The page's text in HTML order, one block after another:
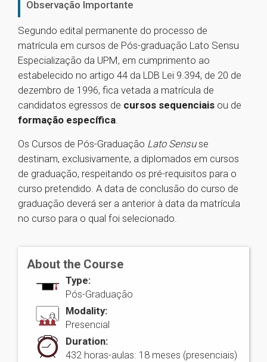
Observação Importante
Segundo edital permanente do processo de
matrícula em cursos de Pós-graduação Lato Sensu
Especialização da UPM, em cumprimento ao
estabelecido no artigo 44 da LDB Lei 9.394, de 20 de
dezembro de 1996, fica vetada a matrícula de
candidatos egressos de cursos sequenciais ou de
formação específica.
Os Cursos de Pós-Graduação Lato Sensuse
destinam, exclusivamente, a diplomados em cursos
de graduação, respeitando os pré-requisitos para o
curso pretendido. A data de conclusão do curso de
graduação deverá ser a anterior à data da matrícula
no curso para o qual foi selecionado.
About the Course
Type:
Pós-Graduação
Modality:
Presencial
Duration:
432 horas-aulas: 18 meses (presenciais)